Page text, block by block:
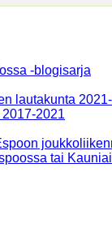
-blogisarja
lautakunta
2021
tai